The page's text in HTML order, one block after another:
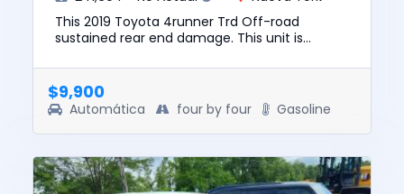
This 2019 Toyota 4runner Trd Off-road
sustained rear end damage. This unit is
being sold with a salvage title. ...
$9,900
Automática four by four Gasoline